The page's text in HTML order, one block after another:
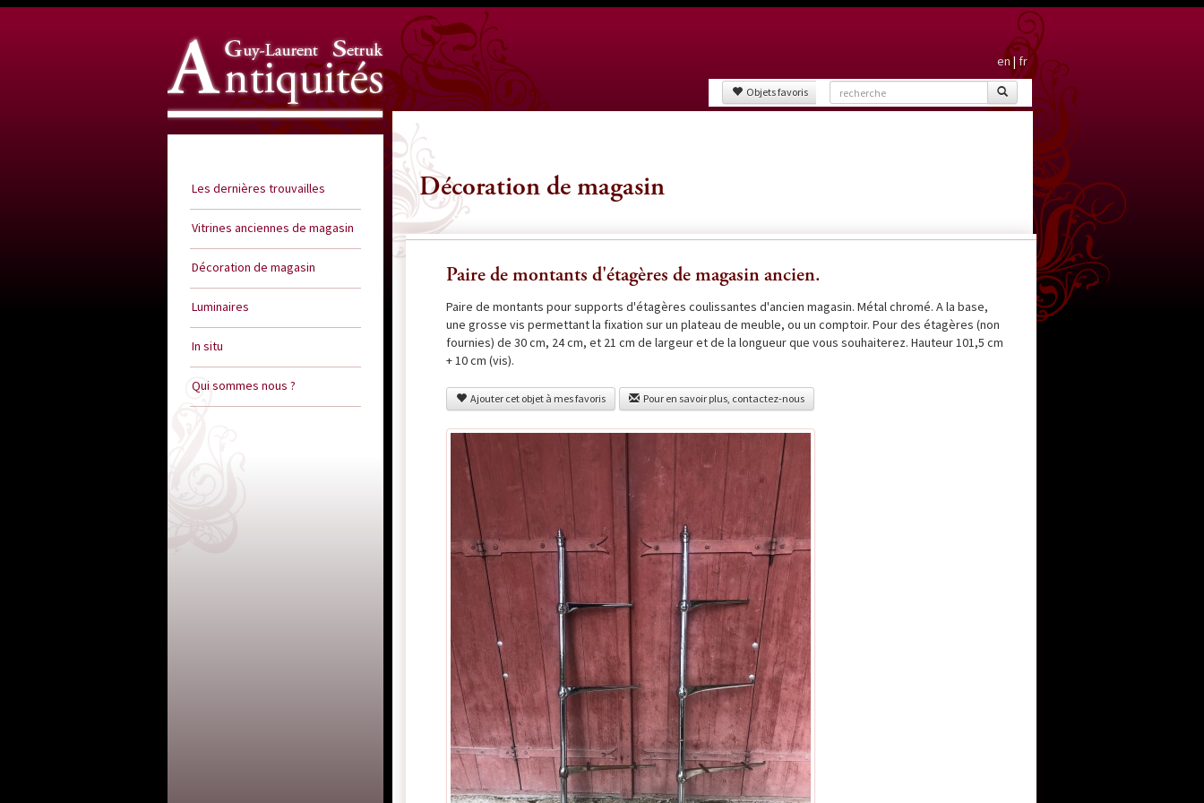
Les dernières trouvailles
Vitrines anciennes de magasin
Décoration de magasin
Luminaires
In situ
Qui sommes nous ?
en|fr
Objets favoris
Décoration de magasin
Paire de montants d'étagères de magasin ancien.
Paire de montants pour supports d'étagères coulissantes d'ancien magasin. Métal chromé. A la base,
une grosse vis permettant la fixation sur un plateau de meuble, ou un comptoir. Pour des étagères (non
fournies) de 30 cm, 24 cm, et 21 cm de largeur et de la longueur que vous souhaiterez. Hauteur 101,5 cm
+ 10 cm (vis).
Ajouter cet objet à mes favoris Pour en savoir plus, contactez-nous